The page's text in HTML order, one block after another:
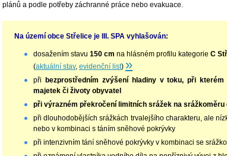
plánů a podle potřeby záchranné práce nebo evakuace.
Na území obce Střelice je III. SPA vyhlašován:
dosažením stavu 150 cm na hlásném profilu kategorie C
(aktuální stav, evidenční list) »
při bezprostředním zvýšení hladiny v toku, při
majetek či životy obyvatel
při výrazném překročení limitních srážek na
při dlouhodobějších srážkách trvalejšího charakteru, ale
nebo v kombinaci s táním sněhové pokrývky
při intenzivním tání sněhové pokrývky v kombinaci se